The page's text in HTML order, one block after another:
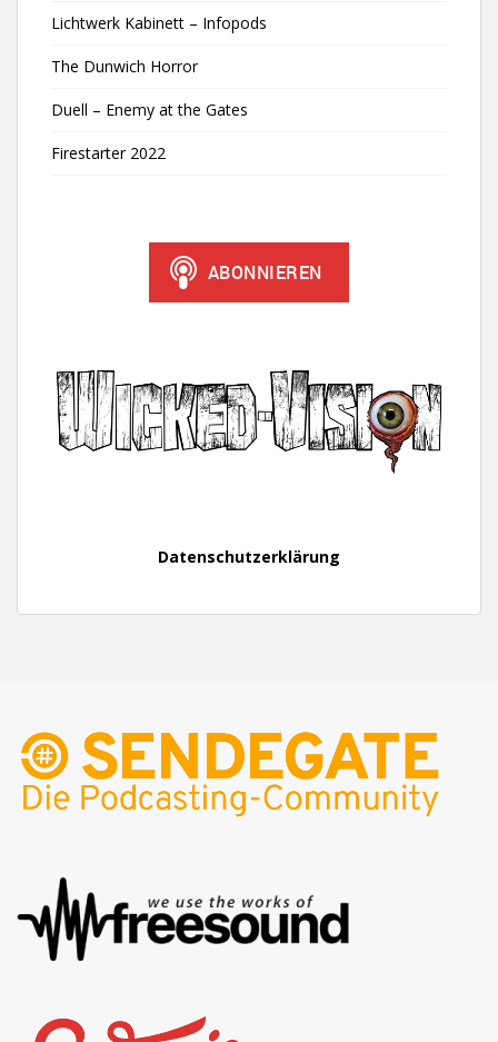
Lichtwerk Kabinett – Infopods
The Dunwich Horror
Duell – Enemy at the Gates
Firestarter 2022
Datenschutzerklärung